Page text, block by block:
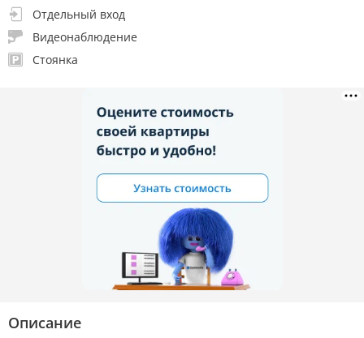
Отдельный вход
Видеонаблюдение
Стоянка
Описание